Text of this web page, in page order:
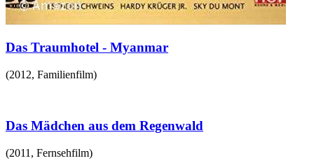
Das Traumhotel - Myanmar
(2012, Familienfilm)
Das Mädchen aus dem Regenwald
(2011 , Fernsehfilm)